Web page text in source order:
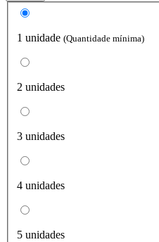
1 unidade (Quantidade mínima)
2 unidades
3 unidades
4 unidades
5 unidades